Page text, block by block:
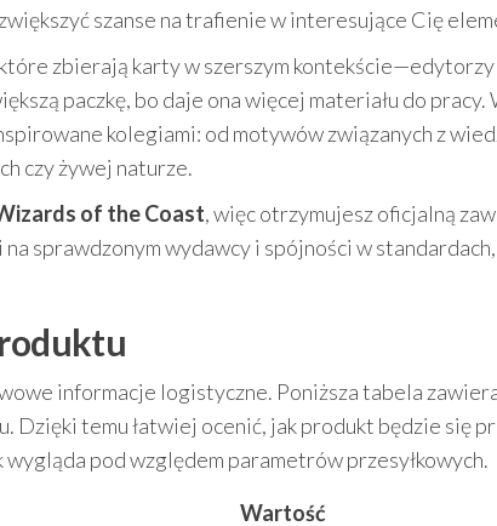
szanse na trafienie w interesujące Cię
zbierają karty w szerszym
paczkę, bo daje ona więcej materiału do pracy.
kolegiami: od motywów związanych z
czy żywej naturze.
of the Coast, więc otrzymujesz oficjalną
sprawdzonym wydawcy i spójności w
informacje logistyczne. Poniższa tabela
temu łatwiej ocenić, jak produkt będzie się
pod względem parametrów przesyłkowych.
Wartość